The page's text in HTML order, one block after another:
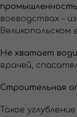
промышленность
воеводствах –
Не хватает
врачей,
Строительная
Такое